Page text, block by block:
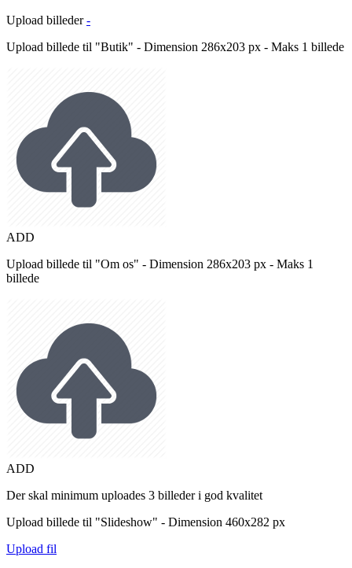
Upload billeder -
Upload billede til "Butik" - Dimension 286x203 px - Maks 1 billede
ADD
Upload billede til "Om os" - Dimension 286x203 px - Maks 1
billede
ADD
Der skal minimum uploades 3 billeder i god kvalitet
Upload billede til "Slideshow" - Dimension 460x282 px
Upload fil